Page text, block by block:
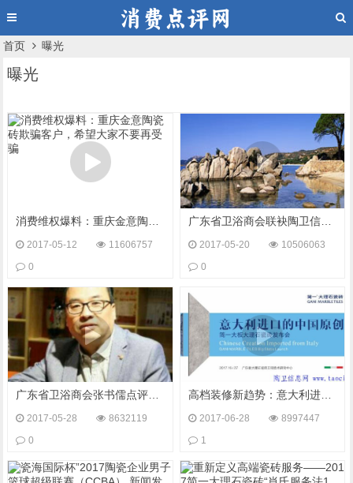
首页 曝光
曝光
2017-05-12
11606757
0
2017-05-20
10506063
0
2017-05-28
8632119
0
2017-06-28
8997447
1